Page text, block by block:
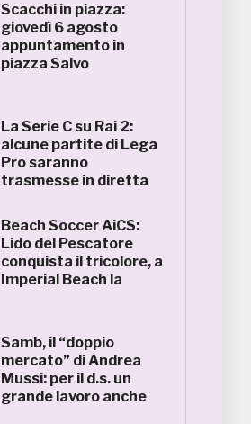
Scacchi in piazza:
giovedì 6 agosto
appuntamento in
piazza Salvo
La Serie C su Rai 2:
alcune partite di Lega
Pro saranno
trasmesse in diretta
Beach Soccer AiCS:
Lido del Pescatore
conquista il tricolore, a
Imperial Beach la
Samb, il “doppio
mercato” di Andrea
Mussi: per il d.s. un
grande lavoro anche